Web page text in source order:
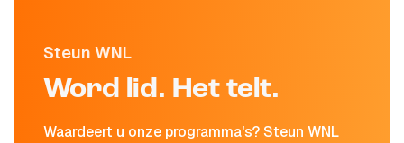
Steun WNL
Word lid. Het telt.
Waardeert u onze programma's? Steun WNL